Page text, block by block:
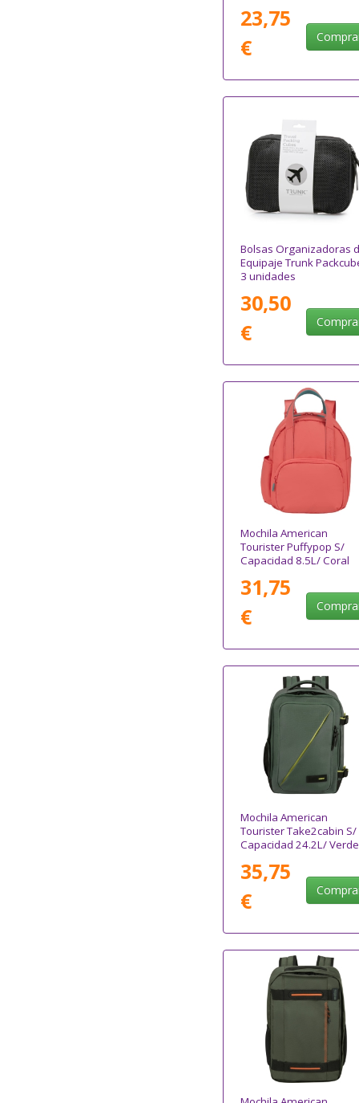
23,75
€
Bolsas Organizadoras
Equipaje Trunk
3 unidades
30,50
€
Mochila American
Tourister Puffypop S/
Capacidad 8.5L/ Coral
31,75
€
Mochila American
Tourister Take2cabin S/
Capacidad 24.2L/ Verde
35,75
€